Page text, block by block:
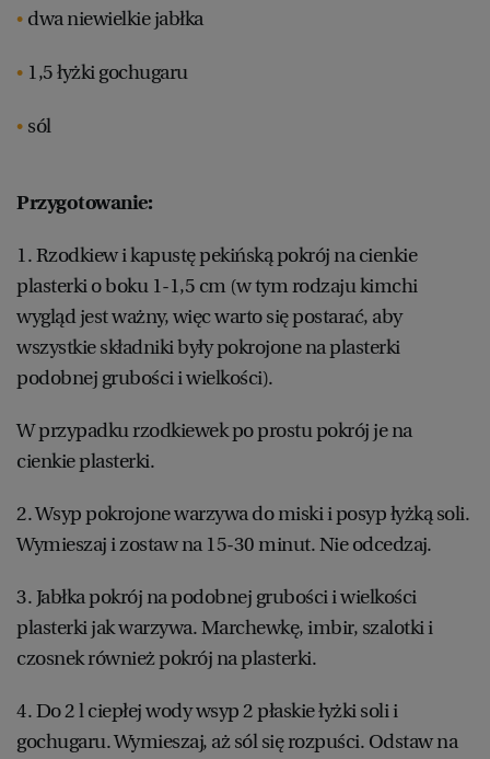
dwa niewielkie jabłka
1,5 łyżki gochugaru
sól
Przygotowanie:
1. Rzodkiew i kapustę pekińską pokrój na cienkie
plasterki o boku 1-1,5 cm (w tym rodzaju kimchi
wygląd jest ważny, więc warto się postarać, aby
wszystkie składniki były pokrojone na plasterki
podobnej grubości i wielkości).
W przypadku rzodkiewek po prostu pokrój je na
cienkie plasterki.
2. Wsyp pokrojone warzywa do miski i posyp łyżką soli.
Wymieszaj i zostaw na 15-30 minut. Nie odcedzaj.
3. Jabłka pokrój na podobnej grubości i wielkości
plasterki jak warzywa. Marchewkę, imbir, szalotki i
czosnek również pokrój na plasterki.
4. Do 2 l ciepłej wody wsyp 2 płaskie łyżki soli i
gochugaru. Wymieszaj, aż sól się rozpuści. Odstaw na